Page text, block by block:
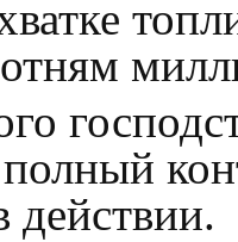
действии.